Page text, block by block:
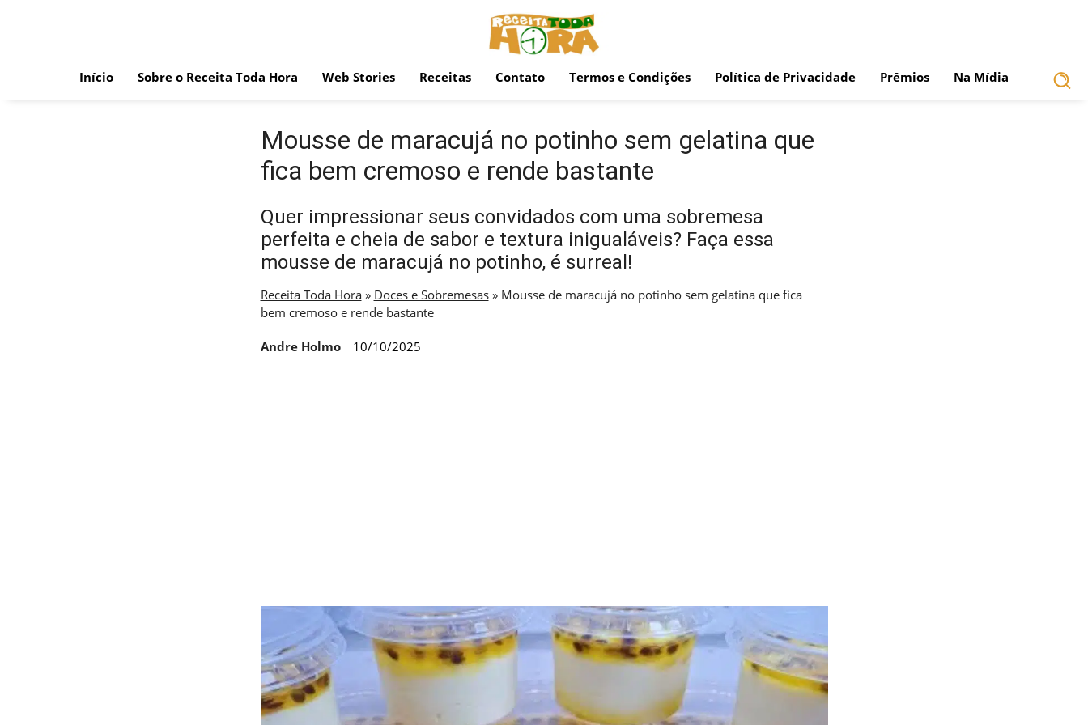
Início Sobre o Receita Toda Hora Web Stories Receitas Contato Termos e Condições Política de Privacidade Prêmios Na Mídia
Mousse de maracujá no potinho sem gelatina que
fica bem cremoso e rende bastante
Quer impressionar seus convidados com uma sobremesa
perfeita e cheia de sabor e textura inigualáveis? Faça essa
mousse de maracujá no potinho, é surreal!
Receita Toda Hora» Doces e Sobremesas» Mousse de maracujá no potinho sem gelatina que fica
bem cremoso e rende bastante
Andre Holmo 10/10/2025